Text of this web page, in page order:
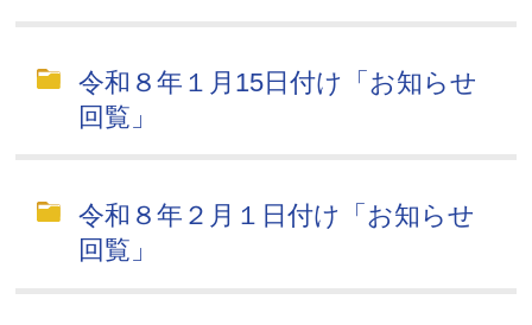
令和８年１月15日付け「お知らせ
回覧」
令和８年２月１日付け「お知らせ
回覧」